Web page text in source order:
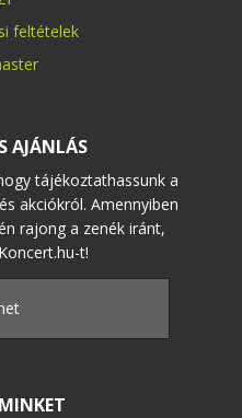
feltételek
AJÁNLÁS
tájékoztathassunk a
akciókról. Amennyiben
rajong a zenék iránt,
t!